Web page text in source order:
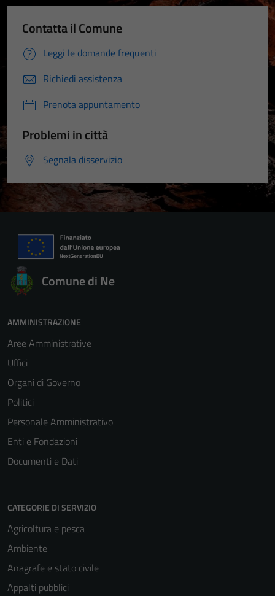
Contatta il Comune
Leggi le domande frequenti
Richiedi assistenza
Prenota appuntamento
Problemi in città
Segnala disservizio
Comune di Ne
AMMINISTRAZIONE
Aree Amministrative
Uffici
Organi di Governo
Politici
Personale Amministrativo
Enti e Fondazioni
Documenti e Dati
CATEGORIE DI SERVIZIO
Agricoltura e pesca
Ambiente
Anagrafe e stato civile
Appalti pubblici